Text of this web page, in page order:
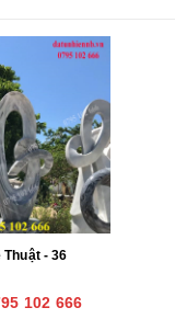
- 36
102 666